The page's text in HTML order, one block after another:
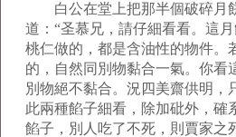
白公在堂上把那半個破碎月
道：“圣慕兄，請仔細看看。這
桃仁做的，都是含油性的物件。
的，自然同別物黏合一氣。你看
別物絕不黏合。況四美齋供明，
此兩種餡子細看，除加砒外，確
餡子，別人吃了不死，則賈家之